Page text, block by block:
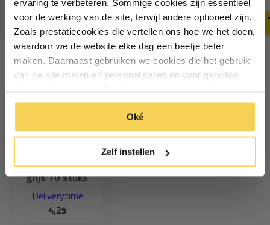
ervaring te verbeteren. Sommige cookies zijn essentieel
voor de werking van de site, terwijl andere optioneel zijn.
Zoals prestatiecookies die vertellen ons hoe we het doen,
waardoor we de website elke dag een beetje beter
maken. Daarnaast gebruiken we cookies die het gebruik
van de site meten en personaliseren en voor gerichte
manier. Klik op 'Oké' om alle cookies te accepteren. Of
klik op ‘alleen essentiele’ als je niet akkoord gaat met
cookies.
Oké
Zelf instellen
Deliverytime
Deliverytime
Recent bekeken
Carrosseriehaak
grijs 10 stuks
Deliverytime
4,25
Particulier Zakelijk
Inschrijven
*Geldig bij minimale besteding vanaf €75